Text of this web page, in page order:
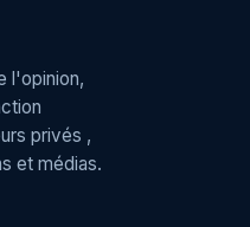
l'opinion,
privés ,
et médias.